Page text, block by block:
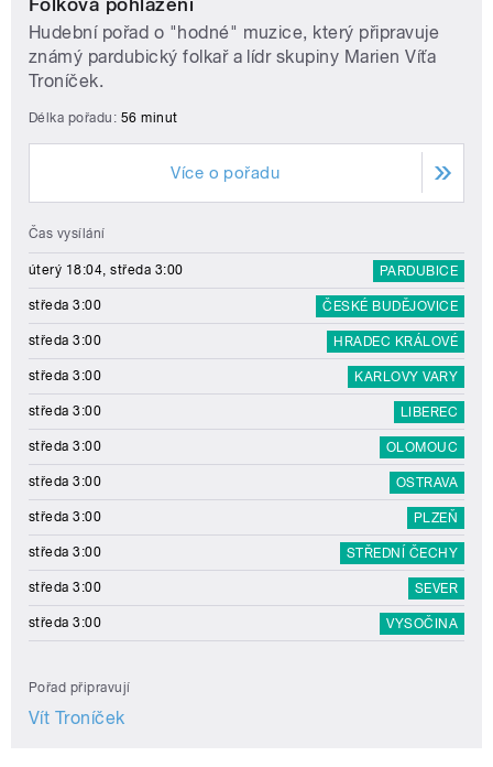
Hudební pořad o "hodné" muzice, který připravuje
známý pardubický folkař a lídr skupiny Marien Víťa
Troníček.
Délka pořadu: 56 minut
Více o pořadu
Čas vysílání
úterý 18:04, středa 3:00 PARDUBICE
středa 3:00 ČESKÉ BUDĚJOVICE
středa 3:00 HRADEC KRÁLOVÉ
středa 3:00 KARLOVY VARY
středa 3:00 LIBEREC
středa 3:00 OLOMOUC
středa 3:00 OSTRAVA
středa 3:00 PLZEŇ
středa 3:00 STŘEDNÍ ČECHY
středa 3:00 SEVER
středa 3:00 VYSOČINA
Pořad připravují
Vít Troníček